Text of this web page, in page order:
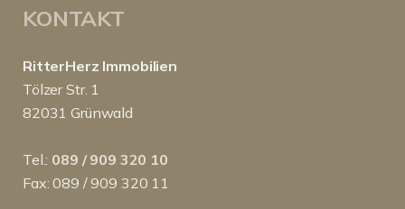
KONTAKT
RitterHerz Immobilien
Tölzer Str. 1
82031 Grünwald
Tel.: 089 / 909 320 10
Fax: 089 / 909 320 11